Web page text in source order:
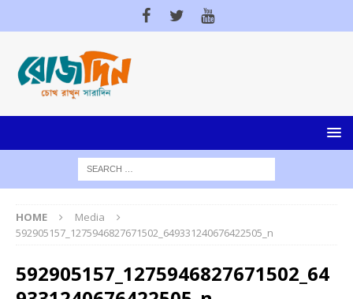
HOME
Media
592905157_1275946827671502_649331240676422505_n
592905157_1275946827671502_64